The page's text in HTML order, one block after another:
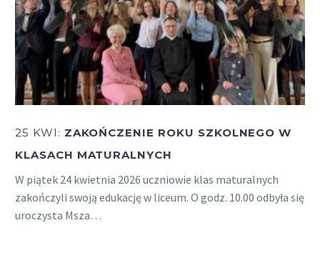
25 KWI: ZAKOŃCZENIE ROKU SZKOLNEGO W
KLASACH MATURALNYCH
W piątek 24 kwietnia 2026 uczniowie klas maturalnych
zakończyli swoją edukację w liceum. O godz. 10.00 odbyła się
uroczysta Msza…